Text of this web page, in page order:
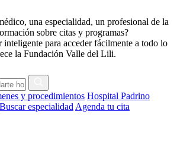
una especialidad, un profesional de la
sobre citas y programas?
inteligente para acceder fácilmente a todo lo
la Fundación Valle del Lili.
y procedimientos Hospital Padrino
Buscar especialidad Agenda tu cita